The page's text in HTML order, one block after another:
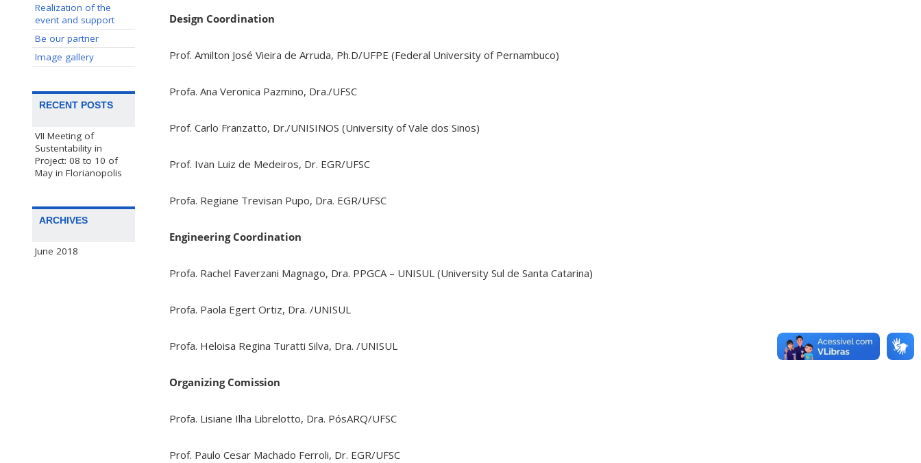
Realization of the
event and support
Be our partner
Image gallery
RECENT POSTS
VII Meeting of
Sustentability in
Project: 08 to 10 of
May in Florianopolis
ARCHIVES
June 2018
Design Coordination
Prof. Amilton José Vieira de Arruda, Ph.D/UFPE (Federal University of Pernambuco)
Profa. Ana Veronica Pazmino, Dra./UFSC
Prof. Carlo Franzatto, Dr./UNISINOS (University of Vale dos Sinos)
Prof. Ivan Luiz de Medeiros, Dr. EGR/UFSC
Profa. Regiane Trevisan Pupo, Dra. EGR/UFSC
Engineering Coordination
Profa. Rachel Faverzani Magnago, Dra. PPGCA – UNISUL (University Sul de Santa Catarina)
Profa. Paola Egert Ortiz, Dra. /UNISUL
Profa. Heloisa Regina Turatti Silva, Dra. /UNISUL
Organizing Comission
Profa. Lisiane Ilha Librelotto, Dra. PósARQ/UFSC
Prof. Paulo Cesar Machado Ferroli, Dr. EGR/UFSC